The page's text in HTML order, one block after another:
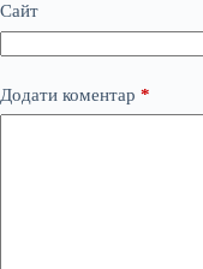
Сайт
Додати коментар *